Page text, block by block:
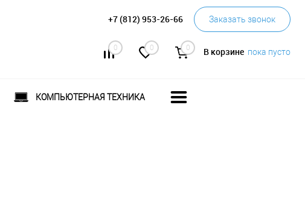
+7 (812) 953-26-66 Заказать звонок
0 0 0 В корзине пока пусто
КОМПЬЮТЕРНАЯ ТЕХНИКА